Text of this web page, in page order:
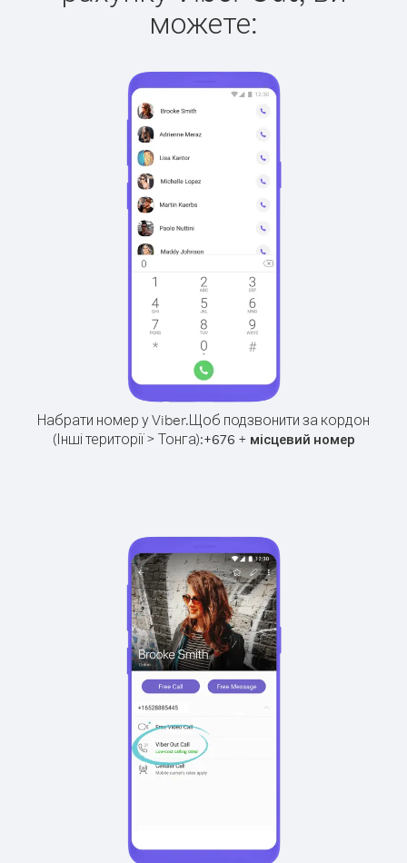
можете:
Набрати номер у Viber.Щоб подзвонити за кордон
(Інші території > Тонга):+676 + місцевий номер